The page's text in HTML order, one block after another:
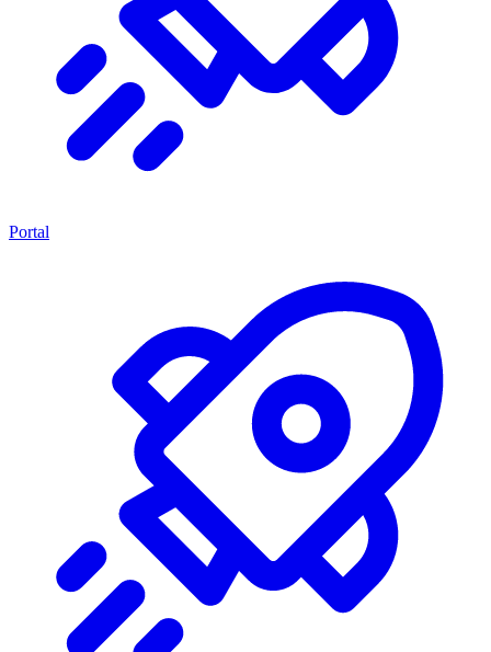
Portal